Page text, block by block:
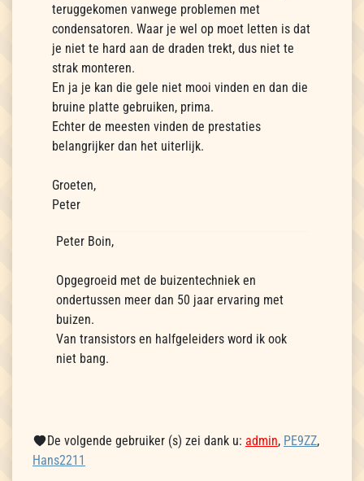
teruggekomen vanwege problemen met
condensatoren. Waar je wel op moet letten is dat
je niet te hard aan de draden trekt, dus niet te
strak monteren.
En ja je kan die gele niet mooi vinden en dan die
bruine platte gebruiken, prima.
Echter de meesten vinden de prestaties
belangrijker dan het uiterlijk.
Groeten,
Peter
Peter Boin,
Opgegroeid met de buizentechniek en
ondertussen meer dan 50 jaar ervaring met
buizen.
Van transistors en halfgeleiders word ik ook
niet bang.
De volgende gebruiker (s) zei dank u: admin, PE9ZZ,
Hans2211